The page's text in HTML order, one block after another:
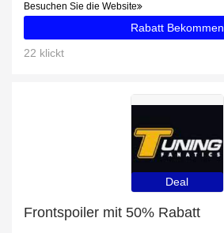
Besuchen Sie die Website
Rabatt Bekommen
22 klickt
Deal
Frontspoiler mit 50% Rabatt